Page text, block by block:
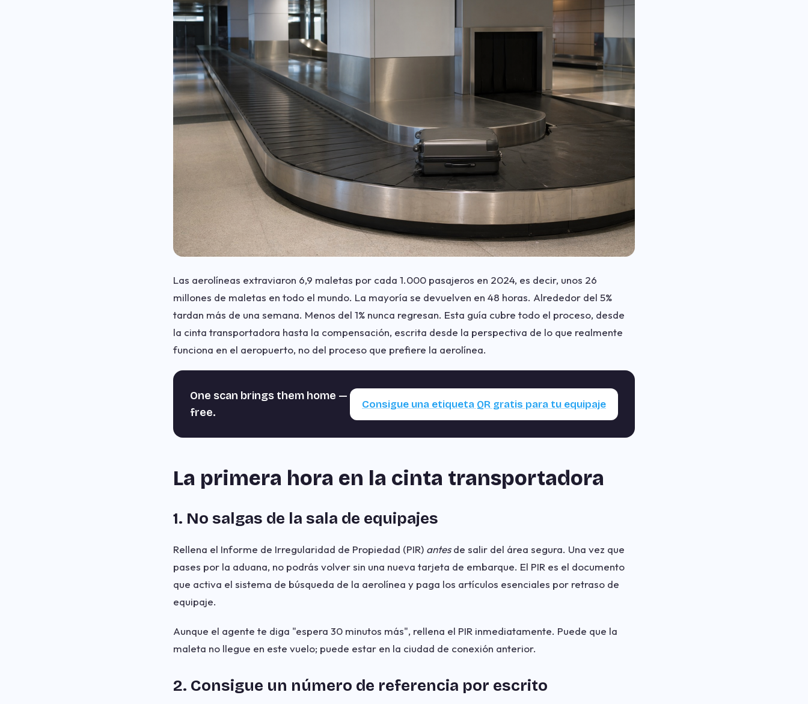
Las aerolíneas extraviaron 6,9 maletas por cada 1.000 pasajeros en 2024, es decir, unos 26
millones de maletas en todo el mundo. La mayoría se devuelven en 48 horas. Alrededor del 5%
tardan más de una semana. Menos del 1% nunca regresan. Esta guía cubre todo el proceso, desde
la cinta transportadora hasta la compensación, escrita desde la perspectiva de lo que realmente
funciona en el aeropuerto, no del proceso que prefiere la aerolínea.
One scan brings them home —
free.
Consigue una etiqueta QR gratis para tu equipaje
La primera hora en la cinta transportadora
1. No salgas de la sala de equipajes
Rellena el Informe de Irregularidad de Propiedad (PIR) antesde salir del área segura. Una vez que
pases por la aduana, no podrás volver sin una nueva tarjeta de embarque. El PIR es el documento
que activa el sistema de búsqueda de la aerolínea y paga los artículos esenciales por retraso de
equipaje.
Aunque el agente te diga "espera 30 minutos más", rellena el PIR inmediatamente. Puede que la
maleta no llegue en este vuelo; puede estar en la ciudad de conexión anterior.
2. Consigue un número de referencia por escrito